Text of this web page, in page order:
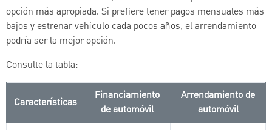
opción más apropiada. Si prefiere tener pagos mensuales más
bajos y estrenar vehículo cada pocos años, el arrendamiento
podría ser la mejor opción.
Consulte la tabla:
Características
Financiamiento
de automóvil
Arrendamiento de
automóvil